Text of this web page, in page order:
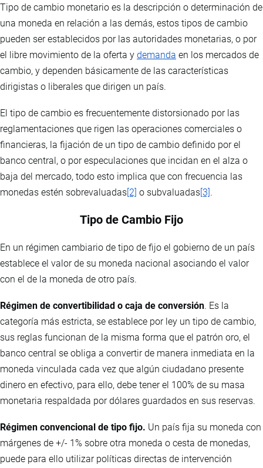
Tipo de cambio monetario es la descripción o determinación de
una moneda en relación a las demás, estos tipos de cambio
pueden ser establecidos por las autoridades monetarias, o por
el libre movimiento de la oferta y demanda en los mercados de
cambio, y dependen básicamente de las características
dirigistas o liberales que dirigen un país.
El tipo de cambio es frecuentemente distorsionado por las
reglamentaciones que rigen las operaciones comerciales o
financieras, la fijación de un tipo de cambio definido por el
banco central, o por especulaciones que incidan en el alza o
baja del mercado, todo esto implica que con frecuencia las
monedas estén sobrevaluadas[2] o subvaluadas[3].
Tipo de Cambio Fijo
En un régimen cambiario de tipo de fijo el gobierno de un país
establece el valor de su moneda nacional asociando el valor
con el de la moneda de otro país.
Régimen de convertibilidad o caja de conversión. Es la
categoría más estricta, se establece por ley un tipo de cambio,
sus reglas funcionan de la misma forma que el patrón oro, el
banco central se obliga a convertir de manera inmediata en la
moneda vinculada cada vez que algún ciudadano presente
dinero en efectivo, para ello, debe tener el 100% de su masa
monetaria respaldada por dólares guardados en sus reservas.
Régimen convencional de tipo fijo. Un país fija su moneda con
márgenes de +/- 1% sobre otra moneda o cesta de monedas,
puede para ello utilizar políticas directas de intervención